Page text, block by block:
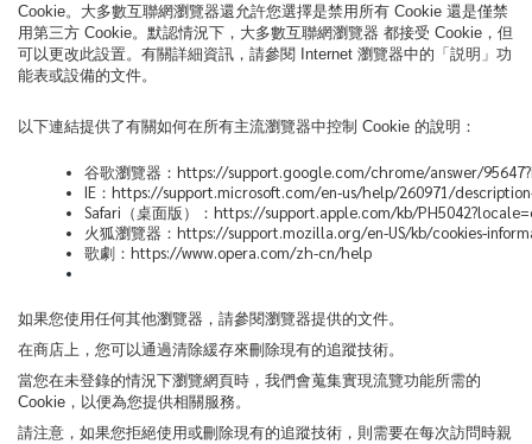
Cookie。大多數互聯網瀏覽器還允許您選擇是禁用所有 Cookie 還是僅禁
用第三方 Cookie。默認情況下，大多數互聯網瀏覽器 都接受 Cookie，但
可以更改此設置。有關詳細資訊，請參閱 Internet 瀏覽器中的「説明」功
能表或設備的文件。
以下連結提供了有關如何在所有主流瀏覽器中控制 Cookie 的說明：
谷歌瀏覽器：https://support.google.com/chrome/answer/
IE：https://support.microsoft.com/en-us/help/260971/
Safari（桌面版）：https://support.apple.com/kb/
火狐瀏覽器：https://support.mozilla.org/en-US/kb/cookies-
歌劇：https://www.opera.com/zh-cn/help
如果您使用任何其他瀏覽器，請參閱瀏覽器提供的文件。
在商店上，您可以通過清除緩存來刪除現有的追蹤技術。
當您在未登錄的情況下瀏覽網頁時，我們會蒐集實現流覽功能所需的
Cookie，以便為您提供相關服務。
請注意，如果您拒絕使用或刪除現有的追蹤技術，則需要在每次訪問時親